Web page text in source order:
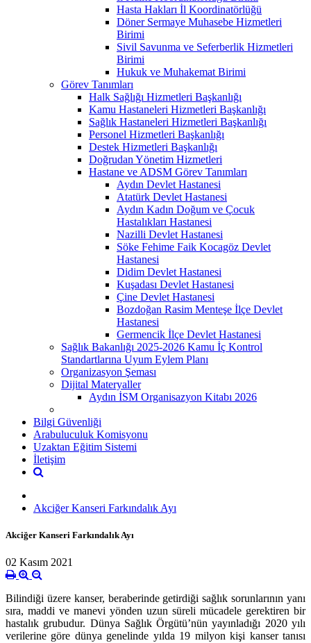
Hasta Hakları İl Koordinatörlüğü
Döner Sermaye Muhasebe Hizmetleri
Birimi
Sivil Savunma ve Seferberlik Hizmetleri
Birimi
Hukuk ve Muhakemat Birimi
Görev Tanımları
Halk Sağlığı Hizmetleri Başkanlığı
Kamu Hastaneleri Hizmetleri Başkanlığı
Sağlık Hastaneleri Hizmetleri Başkanlığı
Personel Hizmetleri Başkanlığı
Destek Hizmetleri Başkanlığı
Doğrudan Yönetim Hizmetleri
Hastane ve ADSM Görev Tanımları
Aydın Devlet Hastanesi
Atatürk Devlet Hastanesi
Aydın Kadın Doğum ve Çocuk
Hastalıkları Hastanesi
Nazilli Devlet Hastanesi
Söke Fehime Faik Kocagöz Devlet
Hastanesi
Didim Devlet Hastanesi
Kuşadası Devlet Hastanesi
Çine Devlet Hastanesi
Bozdoğan Rasim Menteşe İlçe Devlet
Hastanesi
Germencik İlçe Devlet Hastanesi
Sağlık Bakanlığı 2025-2026 Kamu İç Kontrol
Standartlarına Uyum Eylem Planı
Organizasyon Şeması
Dijital Materyaller
Aydın İSM Organisazyon Kitabı 2026
Bilgi Güvenliği
Arabuluculuk Komisyonu
Uzaktan Eğitim Sistemi
İletişim
Akciğer Kanseri Farkındalık Ayı
Akciğer Kanseri Farkındalık Ayı
02 Kasım 2021
Bilindiği üzere kanser, beraberinde getirdiği sağlık sorunlarının yanı
sıra, maddi ve manevi yönden uzun süreli mücadele gerektiren bir
hastalık grubudur. Dünya Sağlık Örgütü’nün yayınladığı 2020 yılı
verilerine göre dünya genelinde yılda 19 milyon kişi kanser tanısı